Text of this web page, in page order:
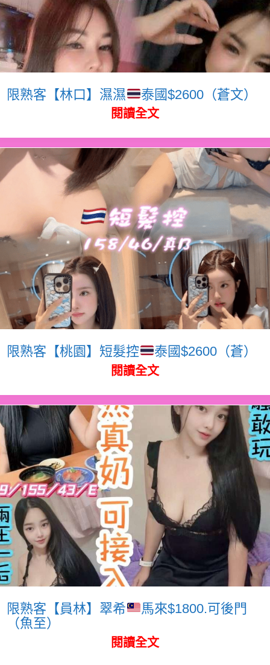
限熟客【林口】濕濕 泰國$2600（蒼文）
閱讀全文
限熟客【桃園】短髮控 泰國$2600（蒼）
閱讀全文
限熟客【員林】翠希
馬來$1800.可後門
（魚至）
閱讀全文